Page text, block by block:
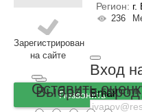
Выбрать город
Вход
Email
Зарегистрирован
на сайте
Регион:
236
Позвонить
Оставить